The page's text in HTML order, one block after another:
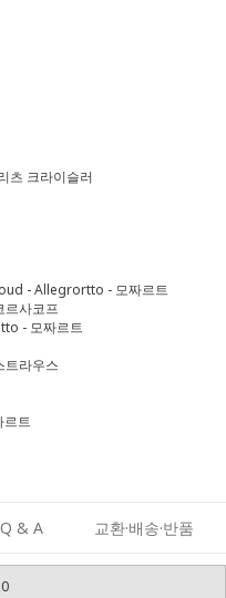
츠 크라이슬러
- Allegrortto - 모짜르트
사코프
- 모짜르트
라우스
트
Q & A 교환·배송·반품